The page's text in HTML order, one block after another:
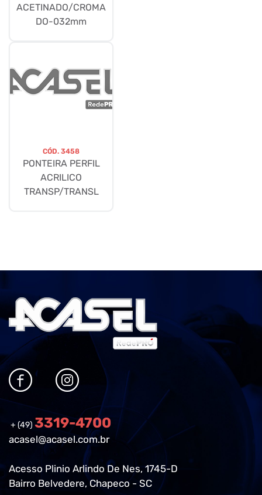
ACETINADO/CROMA
DO-032mm
CÓD. 3458
PONTEIRA PERFIL
ACRILICO
TRANSP/TRANSL
+ (49) 3319-4700
acasel@acasel.com.br
Acesso Plinio Arlindo De Nes, 1745-D
Bairro Belvedere, Chapeco - SC